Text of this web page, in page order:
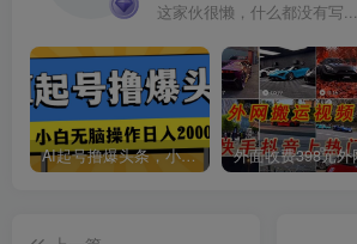
这家伙很懒，什么都没有写...
AI起号撸爆头条，小白也能操作，日入2000+